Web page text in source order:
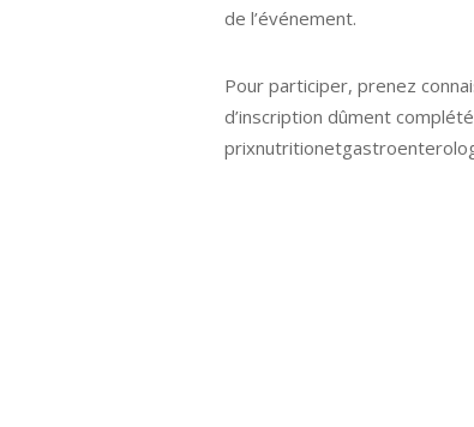
de l’événement.
Pour participer, prenez
d’inscription dûment